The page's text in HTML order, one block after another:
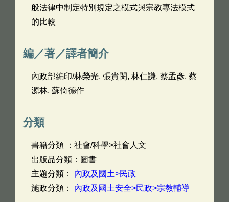
般法律中制定特別規定之模式與宗教專法模式
的比較
編／著／譯者簡介
內政部編印/林榮光, 張貴閔, 林仁謙, 蔡孟彥, 蔡
源林, 蘇倚德作
分類
書籍分類 ：社會/科學>社會人文
出版品分類：圖書
主題分類： 內政及國土>民政
施政分類： 內政及國土安全>民政>宗教輔導